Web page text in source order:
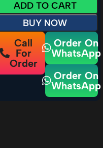
ADD TO CART
BUY NOW
Call
For
Order
Order On
WhatsApp
Order On
WhatsApp